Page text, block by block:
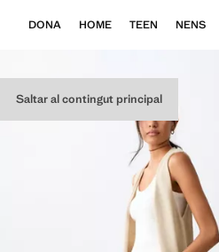
Saltar al contingut principal
DONA HOME TEEN NENS